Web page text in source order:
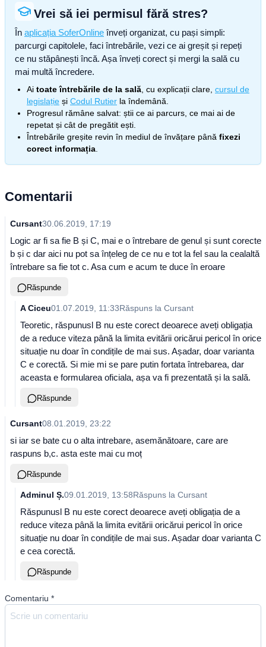
Vrei să iei permisul fără stres?
În aplicația SoferOnline înveți organizat, cu pași simpli:
parcurgi capitolele, faci întrebările, vezi ce ai greșit și repeți
ce nu stăpânești încă. Așa înveți corect și mergi la sală cu
mai multă încredere.
Ai toate întrebările de la sală , cu explicații clare, cursul de
legislație și Codul Rutier la îndemână.
Progresul rămâne salvat: știi ce ai parcurs, ce mai ai de
repetat și cât de pregătit ești.
Întrebările greșite revin în mediul de învățare până fixezi
corect informația
Comentarii
Cursant30.06.2019, 17:19
Logic ar fi sa fie B și C, mai e o întrebare de genul și sunt corecte
b și c dar aici nu pot sa înțeleg de ce nu e tot la fel sau la cealaltă
întrebare sa fie tot c. Asa cum e acum te duce în eroare
Răspunde
A Ciceu01.07.2019, 11:33Răspuns la Cursant
Teoretic, răspunusl B nu este corect deoarece aveți obligația
de a reduce viteza până la limita evitării oricărui pericol în orice
situație nu doar în condițile de mai sus. Așadar, doar varianta
C e corectă. Si mie mi se pare putin fortata întrebarea, dar
aceasta e formularea oficiala, așa va fi prezentată și la sală.
Răspunde
Cursant08.01.2019, 23:22
si iar se bate cu o alta intrebare, asemănătoare, care are
raspuns b,c. asta este mai cu moț
Răspunde
Adminul Ș.09.01.2019, 13:58Răspuns la Cursant
Răspunusl B nu este corect deoarece aveți obligația de a
reduce viteza până la limita evitării oricărui pericol în orice
situație nu doar în condițile de mai sus. Așadar doar varianta C
e cea corectă.
Răspunde
Comentariu *